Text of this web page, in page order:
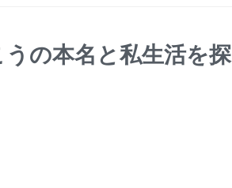
の本名と私生活を探